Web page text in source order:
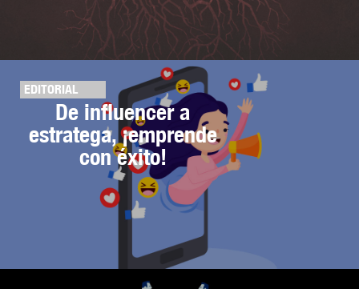
EDITORIAL
De influencer a
estratega, ¡emprende
con éxito!